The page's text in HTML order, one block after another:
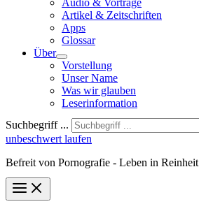
Audio & Vorträge
Artikel & Zeitschriften
Apps
Glossar
Über
Vorstellung
Unser Name
Was wir glauben
Leser­infor­mation
Suchbegriff ...
unbeschwert laufen
Befreit von Pornografie - Leben in Reinheit